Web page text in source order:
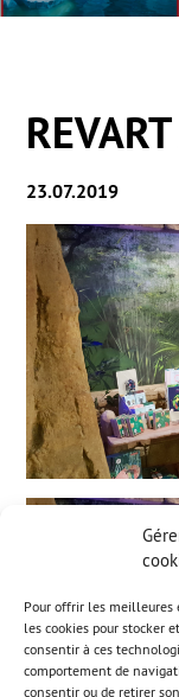
Pour offrir les meilleures
les cookies pour stocker
consentir à ces
comportement de
consentir ou de retirer
23.07.2019